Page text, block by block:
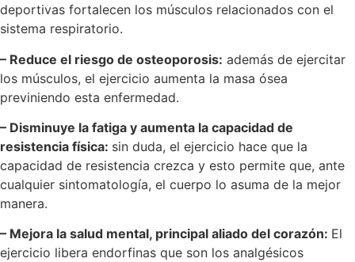
deportivas fortalecen los músculos relacionados con el
sistema respiratorio.
– Reduce el riesgo de osteoporosis: además de ejercitar
los músculos, el ejercicio aumenta la masa ósea
previniendo esta enfermedad.
– Disminuye la fatiga y aumenta la capacidad de
resistencia física: sin duda, el ejercicio hace que la
capacidad de resistencia crezca y esto permite que, ante
cualquier sintomatología, el cuerpo lo asuma de la mejor
manera.
– Mejora la salud mental, principal aliado del corazón: El
ejercicio libera endorfinas que son los analgésicos